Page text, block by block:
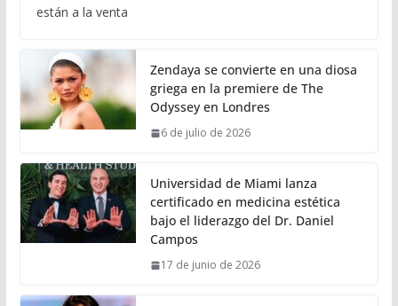
están a la venta
Zendaya se convierte en una diosa
griega en la premiere de The
Odyssey en Londres
6 de julio de 2026
Universidad de Miami lanza
certificado en medicina estética
bajo el liderazgo del Dr. Daniel
Campos
17 de junio de 2026